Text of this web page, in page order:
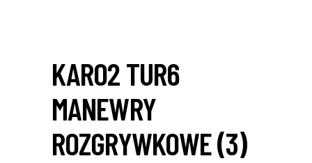
KARO2 TUR6
MANEWRY
ROZGRYWKOWE (3)